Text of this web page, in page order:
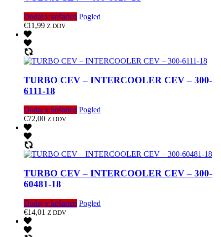
Dodaj v košarico Pogled
€11,99 Z DDV
TURBO CEV – INTERCOOLER CEV – 300-
6111-18
Dodaj v košarico Pogled
€72,00 Z DDV
TURBO CEV – INTERCOOLER CEV – 300-
60481-18
Dodaj v košarico Pogled
€14,01 Z DDV